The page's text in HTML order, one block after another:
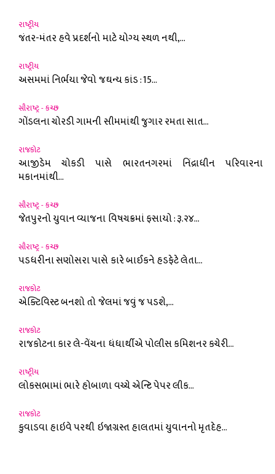
રાષ્ટ્રીય
જંતર-મંતર હવે પ્રદર્શનો માટે યોગ્ય સ્થળ નથી,...
રાષ્ટ્રીય
અસમમાં નિર્ભયા જેવો જઘન્ય કાંડ : 15...
સૌરાષ્ટ્ર - કચ્છ
ગોંડલના ચોરડી ગામની સીમમાંથી જુગાર રમતા સાત...
રાજકોટ
આજીડેમ ચોકડી પાસે ભારતનગરમાં નિંદ્રાધીન પરિવારના
મકાનમાંથી...
સૌરાષ્ટ્ર - કચ્છ
જેતપુરનો યુવાન વ્યાજના વિષચક્રમાં ફસાયો : રૂ.૨૪...
સૌરાષ્ટ્ર - કચ્છ
પડધરીના સણોસરા પાસે કારે બાઈકને હડફેટે લેતા...
રાજકોટ
એક્ટિવિસ્ટ બનશો તો જેલમાં જવું જ પડશે,...
રાજકોટ
રાજકોટના કાર લે-વેંચના ધંધાર્થીએ પોલીસ કમિશનર કચેરી...
રાષ્ટ્રીય
લોકસભામાં ભારે હોબાળા વચ્ચે એન્ટિ પેપર લીક...
રાજકોટ
કુવાડવા હાઇવે પરથી ઇજાગ્રસ્ત હાલતમાં યુવાનનો મૃતદેહ...